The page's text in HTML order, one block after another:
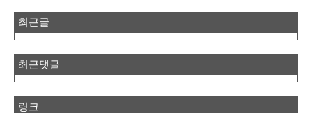
최근글
최근댓글
링크